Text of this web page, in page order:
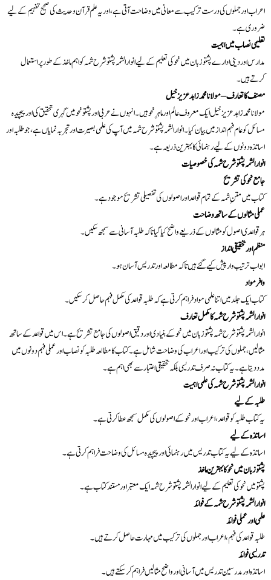
اعراب اور جملوں کی درست ترکیب سے معانی میں وضاحت آتی ہے، اور یہ علم قرآن و حدیث کی صحیح تفہیم کے لیے
ضروری ہے۔
تعلیمی نصاب میں اہمیت
مدارس اور دینی ادارے پشتو زبان میں نحو کی تعلیم کے لیے انوار الشمہ پشتو شرح شمہ کو اہم ماخذ کے طور پر استعمال
کرتے ہیں۔
مصنف کا تعارف – مولانا محمد زاہد عزیز خیل
مولانا محمد زاہد عزیز خیل ایک معروف عالم اور ماہرِ نحو ہیں۔ انہوں نے عربی اور پشتو نحو میں گہری تحقیق کی اور پیچیدہ
مسائل کو عام فہم انداز میں بیان کیا۔ انوار الشمہ پشتو شرح شمہ میں آپ کی علمی بصیرت اور تجربہ نمایاں ہے، جو طلبہ اور
اساتذہ دونوں کے لیے رہنمائی کا بہترین ذریعہ ہے۔
انوار الشمہ پشتو شرح شمہ کی خصوصیات
جامع نحو کی تشریح
کتاب میں متنِ شمہ کے تمام قواعد اور اصولوں کی تفصیلی تشریح موجود ہے۔
عملی مثالوں کے ساتھ وضاحت
ہر قواعدی اصول کو مثالوں کے ذریعے واضح کیا گیا تاکہ طلبہ آسانی سے سمجھ سکیں۔
منظم اور تحقیقی انداز
ابواب ترتیب وار پیش کیے گئے ہیں تاکہ مطالعہ اور تدریس آسان ہو۔
وافر مواد
کتاب ایک جلد میں اتنا علمی مواد فراہم کرتی ہے کہ طلبہ قواعد کی مکمل فہم حاصل کر سکیں۔
انوار الشمہ پشتو شرح شمہ کا مکمل تعارف
انوار الشمہ پشتو شرح شمہ پشتو زبان میں نحو کے بنیادی اور دقیق اصولوں کی جامع تشریح ہے۔ اس میں قواعد کے ساتھ
مثالیں، جملوں کی ترکیب اور اعراب کی وضاحت شامل ہے۔ کتاب کا مطالعہ طلبہ کو نصاب اور عملی فہم دونوں میں
مدد دیتا ہے۔ یہ کتاب نہ صرف تدریسی بلکہ تحقیقی اعتبار سے بھی اہم ہے۔
انوار الشمہ پشتو شرح شمہ کی علمی اہمیت
طلبہ کے لیے
یہ کتاب طلبہ کو قواعد، اعراب اور نحو کے اصولوں کی مکمل سمجھ عطا کرتی ہے۔
اساتذہ کے لیے
اساتذہ کے لیے یہ کتاب تدریس میں رہنمائی اور پیچیدہ مسائل کی وضاحت فراہم کرتی ہے۔
پشتو زبان میں نحو کا بہترین ماخذ
پشتو میں نحو کی تعلیم کے لیے انوار الشمہ پشتو شرح شمہ ایک معتبر اور مستند کتاب ہے۔
انوار الشمہ پشتو شرح شمہ کے فوائد
علمی اور عملی فوائد
طلبہ قواعد کی فہم، اعراب اور جملوں کی ترکیب میں مہارت حاصل کرتے ہیں۔
تدریسی فوائد
اساتذہ اور مدرسین تدریس میں آسانی اور واضح مثالیں فراہم کر سکتے ہیں۔